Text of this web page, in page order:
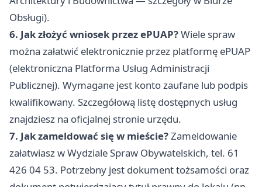
Obsługi).
6. Jak złożyć wniosek przez ePUAP?Wiele spraw
można załatwić elektronicznie przez platformę ePUAP
(elektroniczna Platforma Usług Administracji
Publicznej). Wymagane jest konto zaufane lub podpis
kwalifikowany. Szczegółową listę dostępnych usług
znajdziesz na oficjalnej stronie urzędu.
7. Jak zameldować się w mieście?Zameldowanie
załatwiasz w Wydziale Spraw Obywatelskich, tel. 61
426 04 53. Potrzebny jest dokument tożsamości oraz